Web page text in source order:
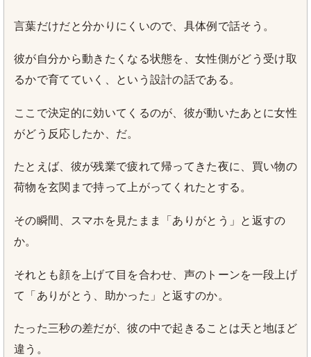
言葉だけだと分かりにくいので、具体例で話そう。
彼が自分から動きたくなる状態を、女性側がどう受け取
るかで育てていく、という設計の話である。
ここで決定的に効いてくるのが、彼が動いたあとに女性
がどう反応したか、だ。
たとえば、彼が残業で疲れて帰ってきた夜に、買い物の
荷物を玄関まで持って上がってくれたとする。
その瞬間、スマホを見たまま「ありがとう」と返すの
か。
それとも顔を上げて目を合わせ、声のトーンを一段上げ
て「ありがとう、助かった」と返すのか。
たった三秒の差だが、彼の中で起きることは天と地ほど
違う。